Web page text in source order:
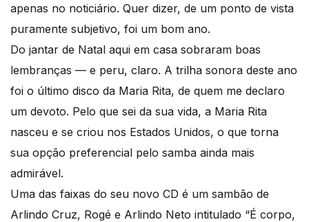
apenas no noticiário. Quer dizer, de um ponto de vista
puramente subjetivo, foi um bom ano.
Do jantar de Natal aqui em casa sobraram boas
lembranças — e peru, claro. A trilha sonora deste ano
foi o último disco da Maria Rita, de quem me declaro
um devoto. Pelo que sei da sua vida, a Maria Rita
nasceu e se criou nos Estados Unidos, o que torna
sua opção preferencial pelo samba ainda mais
admirável.
Uma das faixas do seu novo CD é um sambão de
Arlindo Cruz, Rogé e Arlindo Neto intitulado “É corpo,